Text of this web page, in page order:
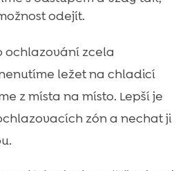
odejít.
ochlazování zcela
ležet na chladicí
z místa na místo. Lepší je
zón a nechat ji